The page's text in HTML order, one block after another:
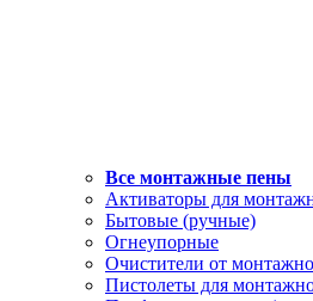
Все монтажные пены
Активаторы для
Бытовые (ручные)
Огнеупорные
Очистители от
Пистолеты для